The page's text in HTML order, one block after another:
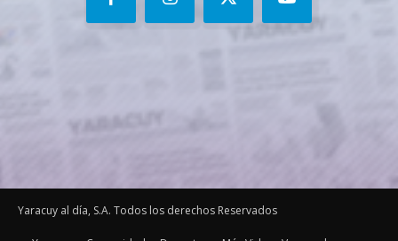
Yaracuy al día, S.A. Todos los derechos Reservados